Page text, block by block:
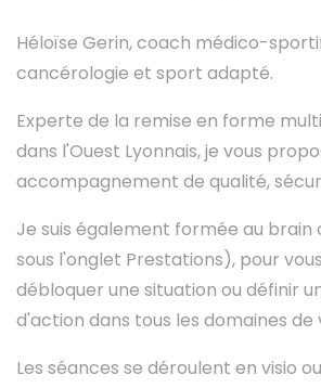
Héloïse Gerin, coach médico-
cancérologie et sport adapté.
Experte de la remise en forme
dans l'Ouest Lyonnais, je vous
accompagnement de qualité,
Je suis également formée au brain
sous l'onglet Prestations), pour
débloquer une situation ou définir
d'action dans tous les domaines de
Les séances se déroulent en visio